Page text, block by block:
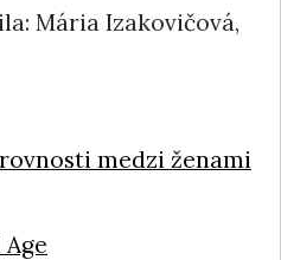
Mária Izakovičová,
medzi ženami